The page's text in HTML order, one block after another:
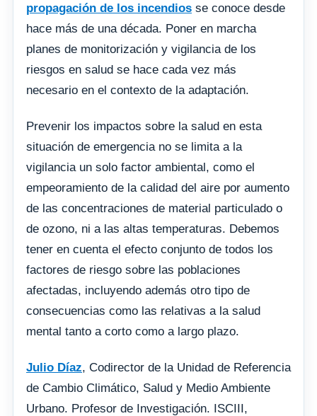
propagación de los incendios se conoce desde
hace más de una década. Poner en marcha
planes de monitorización y vigilancia de los
riesgos en salud se hace cada vez más
necesario en el contexto de la adaptación.
Prevenir los impactos sobre la salud en esta
situación de emergencia no se limita a la
vigilancia un solo factor ambiental, como el
empeoramiento de la calidad del aire por aumento
de las concentraciones de material particulado o
de ozono, ni a las altas temperaturas. Debemos
tener en cuenta el efecto conjunto de todos los
factores de riesgo sobre las poblaciones
afectadas, incluyendo además otro tipo de
consecuencias como las relativas a la salud
mental tanto a corto como a largo plazo.
Julio Díaz, Codirector de la Unidad de Referencia
de Cambio Climático, Salud y Medio Ambiente
Urbano. Profesor de Investigación. ISCIII,